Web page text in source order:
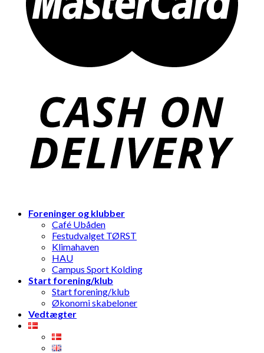
Foreninger og klubber
Café Ubåden
Festudvalget TØRST
Klimahaven
HAU
Campus Sport Kolding
Start forening/klub
Start forening/klub
Økonomi skabeloner
Vedtægter